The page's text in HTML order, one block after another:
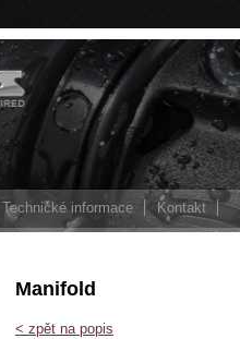
Technické informace Kontakt
Manifold
< zpět na popis